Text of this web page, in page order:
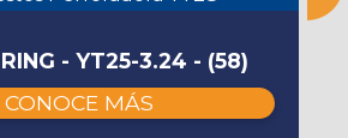
- YT25-3.24 - (58)
CONOCE MÁS